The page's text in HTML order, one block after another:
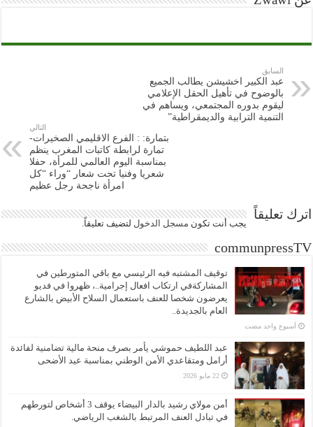
السابق
عبد الكبير اخشيشن يطالب الجميع
بالوضوح في تأهيل الحقل الإعلامي
ليقوم بدوره المجتمعي، ويساهم في
التنمية الترابية والديمقراطية”
التالي
بتمارة: : الفرع الاقليمي الصخيرات-
تمارة لرابطة كاتبات المغرب ينظم
بمناسبة اليوم العالمي للمرأة، حفلا
شعريا وفنيا تحت شعار “وراء “كل
امرأة ناجحة رجل عظيم
اترك تعليقاً
يجب أنت تكون مسجل الدخول لتضيف تعليقاً.
communpressTV
توقيف المشتبه فيه الرئيسي مع باقي المتورطين في
المشاركةفي ارتكاب افعال إجرامية..، ظهروا في فديو
يعرضون شخصا للعنف باستعمال السلاح الأبيض بالشارع
العام بالجديدة..
‏أسبوع واحد مضت
عبد اللطيف حموشي يأمر بصرف منحة مالية تضامنية لفائدة
أرامل ومتقاعدي الأمن الوطني بمناسبة عيد الأضحى
22 مايو 2026
أمن مولاي رشيد بالدار البيضاء يوقف 3 أشخاص لتورطهم
في تبادل العنف المرتبط بالشغب الرياضي.